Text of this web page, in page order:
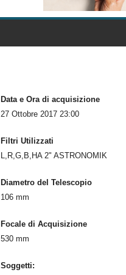
Data e Ora di acquisizione
27 Ottobre 2017 23:00
Filtri Utilizzati
L,R,G,B,HA 2" ASTRONOMIK
Diametro del Telescopio
106 mm
Focale di Acquisizione
530 mm
Soggetti: